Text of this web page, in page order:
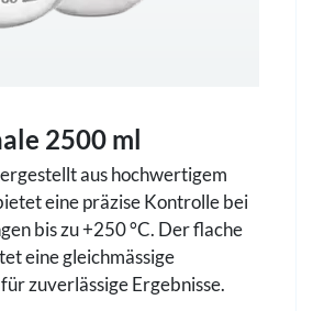
2500 ml
aus hochwertigem
eine präzise Kontrolle bei
bis zu +250 °C. Der flache
eine gleichmässige
zuverlässige Ergebnisse.